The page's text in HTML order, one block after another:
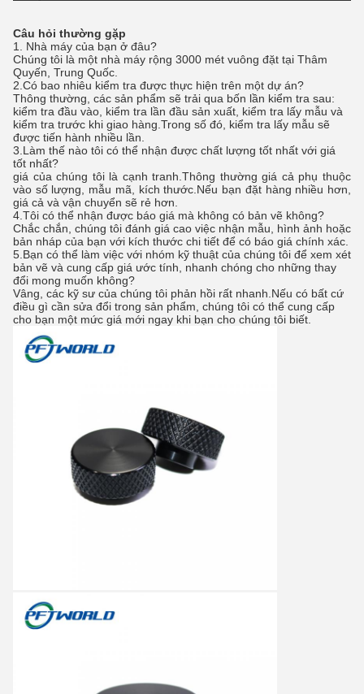
Câu hỏi thường gặp
1. Nhà máy của bạn ở đâu?
Chúng tôi là một nhà máy rộng 3000 mét vuông đặt tại Thâm
Quyến, Trung Quốc.
2. Có bao nhiêu kiểm tra được thực hiện trên một dự án?
Thông thường, các sản phẩm sẽ trải qua bốn lần kiểm tra sau:
kiểm tra đầu vào, kiểm tra lần đầu sản xuất, kiểm tra lấy mẫu và
kiểm tra trước khi giao hàng.Trong số đó, kiểm tra lấy mẫu sẽ
được tiến hành nhiều lần.
3. Làm thế nào tôi có thể nhận được chất lượng tốt nhất với giá
tốt nhất?
giá của chúng tôi là cạnh tranh.Thông thường giá cả phụ thuộc
vào số lượng, mẫu mã, kích thước.Nếu bạn đặt hàng nhiều hơn,
giá cả và vận chuyển sẽ rẻ hơn.
4. Tôi có thể nhận được báo giá mà không có bản vẽ không?
Chắc chắn, chúng tôi đánh giá cao việc nhận mẫu, hình ảnh hoặc
bản nháp của bạn với kích thước chi tiết để có báo giá chính xác.
5. Bạn có thể làm việc với nhóm kỹ thuật của chúng tôi để xem xét
bản vẽ và cung cấp giá ước tính, nhanh chóng cho những thay
đổi mong muốn không?
Vâng, các kỹ sư của chúng tôi phản hồi rất nhanh.Nếu có bất cứ
điều gì cần sửa đổi trong sản phẩm, chúng tôi có thể cung cấp
cho bạn một mức giá mới ngay khi bạn cho chúng tôi biết.